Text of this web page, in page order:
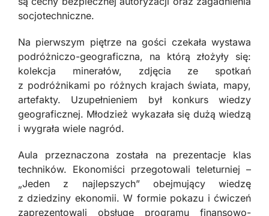
socjotechniczne.
Na pierwszym piętrze na gości czekała wystawa
podróżniczo-geograficzna, na którą złożyły się:
kolekcja minerałów, zdjęcia ze spotkań
z podróżnikami po różnych krajach świata, mapy,
artefakty. Uzupełnieniem był konkurs wiedzy
geograficznej. Młodzież wykazała się dużą wiedzą
i wygrała wiele nagród.
Aula przeznaczona została na prezentacje klas
techników. Ekonomiści przegotowali teleturniej –
„Jeden z najlepszych” obejmujący wiedzę
z dziedziny ekonomii. W formie pokazu i ćwiczeń
zaprezentowali obsługę programu finansowo-